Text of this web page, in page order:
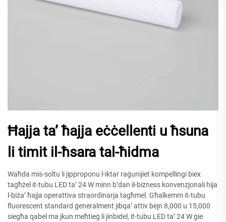
Ħajja ta’ ħajja eċċellenti u ħsuna
li timit il-ħsara tal-ħidma
Waħda mis-soltu li jipproponu l-iktar raġunijiet kompellingi biex
tagħżel it-tubu LED ta’ 24 W minn b’dan il-biżness konvenzjonali hija
l-biża’ ħajja operattiva straordinarja tagħmel. Għalkemm it-tubu
fluorescent standard ġeneralment jibqa’ attiv bejn 8,000 u 15,000
siegħa qabel ma jkun meħtieġ li jinbidel, it-tubu LED ta’ 24 W ġie